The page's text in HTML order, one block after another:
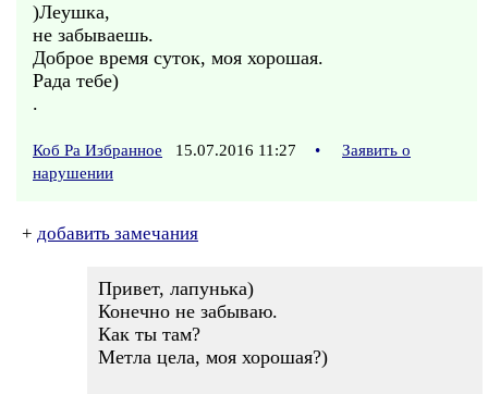
)Леушка,
не забываешь.
Доброе время суток, моя хорошая.
Рада тебе)
.
Коб Ра Избранное 15.07.2016 11:27 •
Заявить о
нарушении
+ добавить замечания
Привет, лапунька)
Конечно не забываю.
Как ты там?
Метла цела, моя хорошая?)